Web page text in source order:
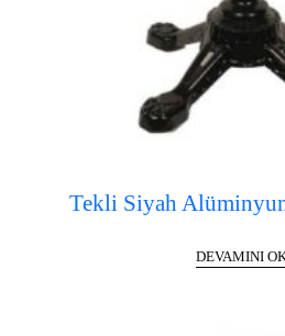
Tekli Siyah
DEVAMINI